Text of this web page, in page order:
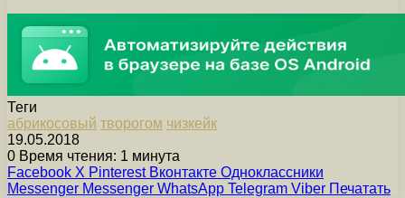
Теги
абрикосовый творогом чизкейк
19.05.2018
0 Время чтения: 1 минута
Facebook X Pinterest Вконтакте Одноклассники
Messenger Messenger WhatsApp Telegram Viber Печатать